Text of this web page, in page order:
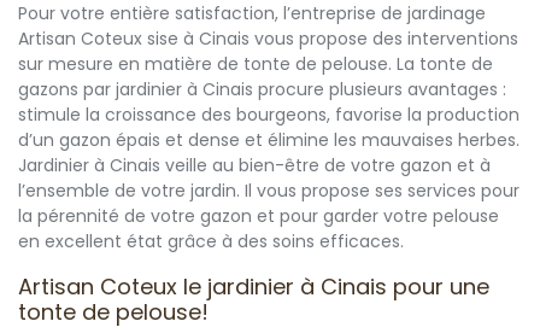
Pour votre entière satisfaction, l’entreprise de jardinage
Artisan Coteux sise à Cinais vous propose des interventions
sur mesure en matière de tonte de pelouse. La tonte de
gazons par jardinier à Cinais procure plusieurs avantages :
stimule la croissance des bourgeons, favorise la production
d’un gazon épais et dense et élimine les mauvaises herbes.
Jardinier à Cinais veille au bien-être de votre gazon et à
l’ensemble de votre jardin. Il vous propose ses services pour
la pérennité de votre gazon et pour garder votre pelouse
en excellent état grâce à des soins efficaces.
Artisan Coteux le jardinier à Cinais pour une
tonte de pelouse!